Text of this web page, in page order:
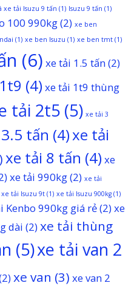
xe tải Isuzu 9 tấn (1) Isuzu 9 tấn (1)
100 990kg(2) xe ben
(1) xe ben Isuzu (1) xe ben tmt (1)
(6) xe tải 1.5 tấn(2)
(4) xe tải 1t9 thùng
tải 2t5 (5) xe tải 3
tấn (4)xe tải
xe tải 8 tấn (4) xe
xe tải 990kg(2) xe tải
xe tải Isuzu 9t (1) xe tải Isuzu 900kg (1)
Kenbo 990kg giá rẻ(2) xe
dài (2) xe tải thùng
(5)xe tải van 2
xe van (3) xe van 2